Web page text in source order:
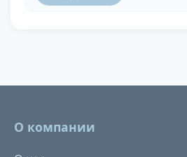
О компании